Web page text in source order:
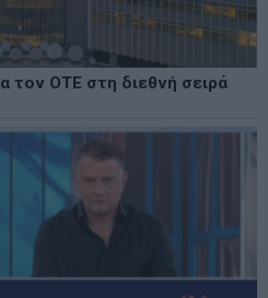
τον ΟΤΕ στη διεθνή σειρά